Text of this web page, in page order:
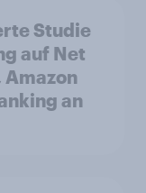
Studie
auf Net
Amazon
an